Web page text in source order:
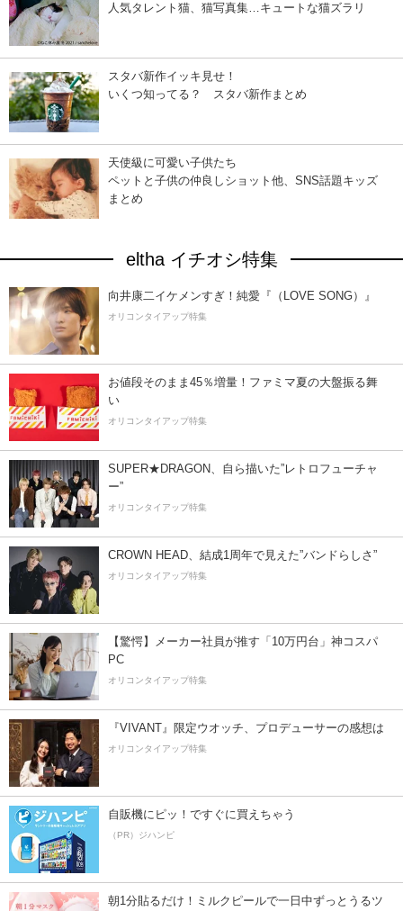
人気タレント猫、猫写真集…キュートな猫ズラリ
スタバ新作イッキ見せ！
いくつ知ってる？ スタバ新作まとめ
天使級に可愛い子供たち
ペットと子供の仲良しショット他、SNS話題キッズ
まとめ
eltha イチオシ特集
向井康二イケメンすぎ！純愛『（LOVE SONG）』
オリコンタイアップ特集
お値段そのまま45％増量！ファミマ夏の大盤振る舞
い
オリコンタイアップ特集
SUPER★DRAGON、自ら描いた”レトロフューチャ
ー”
オリコンタイアップ特集
CROWN HEAD、結成1周年で見えた”バンドらしさ”
オリコンタイアップ特集
【驚愕】メーカー社員が推す「10万円台」神コスパ
PC
オリコンタイアップ特集
『VIVANT』限定ウオッチ、プロデューサーの感想は
オリコンタイアップ特集
自販機にピッ！ですぐに買えちゃう
（PR）ジハンピ
朝1分貼るだけ！ミルクピールで一日中ずっとうるツ